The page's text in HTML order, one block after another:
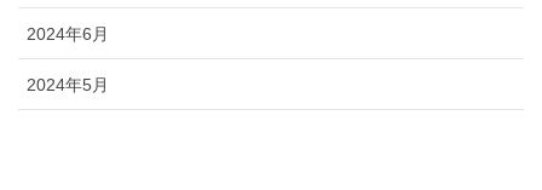
2024年6月
2024年5月